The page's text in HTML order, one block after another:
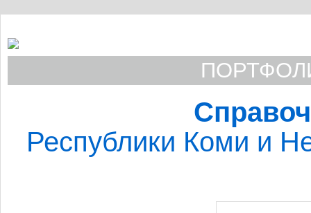
Республики Коми и